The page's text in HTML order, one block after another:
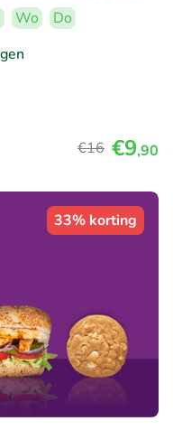
Wo
Do
€16 €9,90
33% korting